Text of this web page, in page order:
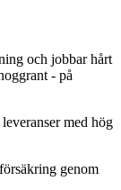
och jobbar hårt
- på
med hög
genom